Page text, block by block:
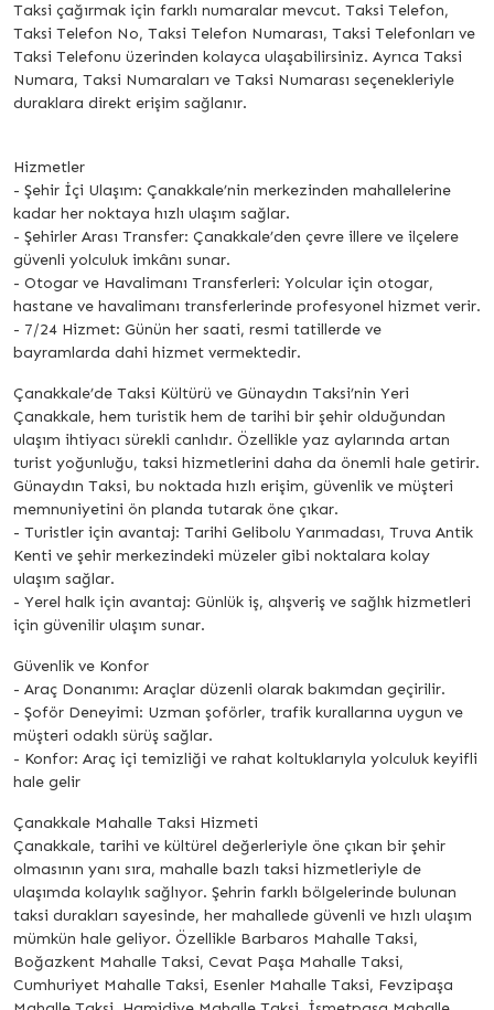
Taksi çağırmak için farklı numaralar mevcut. Taksi Telefon,
Taksi Telefon No, Taksi Telefon Numarası, Taksi Telefonları ve
Taksi Telefonu üzerinden kolayca ulaşabilirsiniz. Ayrıca Taksi
Numara, Taksi Numaraları ve Taksi Numarası seçenekleriyle
duraklara direkt erişim sağlanır.
Hizmetler
- Şehir İçi Ulaşım: Çanakkale’nin merkezinden mahallelerine
kadar her noktaya hızlı ulaşım sağlar.
- Şehirler Arası Transfer: Çanakkale’den çevre illere ve ilçelere
güvenli yolculuk imkânı sunar.
- Otogar ve Havalimanı Transferleri: Yolcular için otogar,
hastane ve havalimanı transferlerinde profesyonel hizmet verir.
- 7/24 Hizmet: Günün her saati, resmi tatillerde ve
bayramlarda dahi hizmet vermektedir.
Çanakkale’de Taksi Kültürü ve Günaydın Taksi’nin Yeri
Çanakkale, hem turistik hem de tarihi bir şehir olduğundan
ulaşım ihtiyacı sürekli canlıdır. Özellikle yaz aylarında artan
turist yoğunluğu, taksi hizmetlerini daha da önemli hale getirir.
Günaydın Taksi, bu noktada hızlı erişim, güvenlik ve müşteri
memnuniyetini ön planda tutarak öne çıkar.
- Turistler için avantaj: Tarihi Gelibolu Yarımadası, Truva Antik
Kenti ve şehir merkezindeki müzeler gibi noktalara kolay
ulaşım sağlar.
- Yerel halk için avantaj: Günlük iş, alışveriş ve sağlık hizmetleri
için güvenilir ulaşım sunar.
Güvenlik ve Konfor
- Araç Donanımı: Araçlar düzenli olarak bakımdan geçirilir.
- Şoför Deneyimi: Uzman şoförler, trafik kurallarına uygun ve
müşteri odaklı sürüş sağlar.
- Konfor: Araç içi temizliği ve rahat koltuklarıyla yolculuk keyifli
hale gelir
Çanakkale Mahalle Taksi Hizmeti
Çanakkale, tarihi ve kültürel değerleriyle öne çıkan bir şehir
olmasının yanı sıra, mahalle bazlı taksi hizmetleriyle de
ulaşımda kolaylık sağlıyor. Şehrin farklı bölgelerinde bulunan
taksi durakları sayesinde, her mahallede güvenli ve hızlı ulaşım
mümkün hale geliyor. Özellikle Barbaros Mahalle Taksi,
Boğazkent Mahalle Taksi, Cevat Paşa Mahalle Taksi,
Cumhuriyet Mahalle Taksi, Esenler Mahalle Taksi, Fevzipaşa